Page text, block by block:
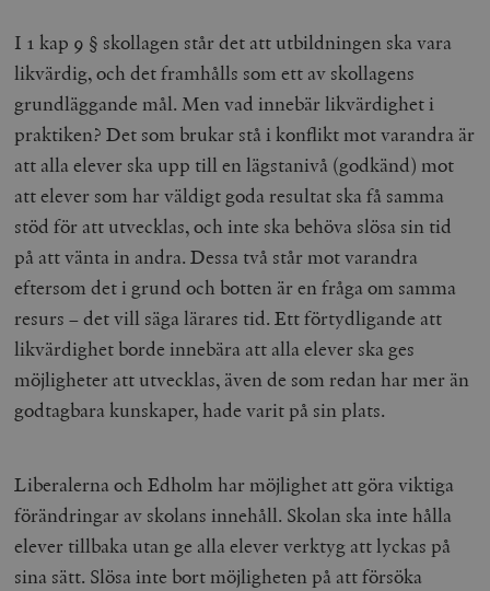
I 1 kap 9 § skollagen står det att utbildningen ska vara
likvärdig, och det framhålls som ett av skollagens
grundläggande mål. Men vad innebär likvärdighet i
praktiken? Det som brukar stå i konflikt mot varandra är
att alla elever ska upp till en lägstanivå (godkänd) mot
att elever som har väldigt goda resultat ska få samma
stöd för att utvecklas, och inte ska behöva slösa sin tid
på att vänta in andra. Dessa två står mot varandra
eftersom det i grund och botten är en fråga om samma
resurs – det vill säga lärares tid. Ett förtydligande att
likvärdighet borde innebära att alla elever ska ges
möjligheter att utvecklas, även de som redan har mer än
godtagbara kunskaper, hade varit på sin plats.
Liberalerna och Edholm har möjlighet att göra viktiga
förändringar av skolans innehåll. Skolan ska inte hålla
elever tillbaka utan ge alla elever verktyg att lyckas på
sina sätt. Slösa inte bort möjligheten på att försöka
woocommerce_items_in_cart
Automattic
Inc.
timbro.se
wp_woocommerce_session_[abcdef0123456789]
{32}
__cf_bm
Cloudflare
.myfonts.net
_hjAbsoluteSessionInProgress
Hotjar Ltd